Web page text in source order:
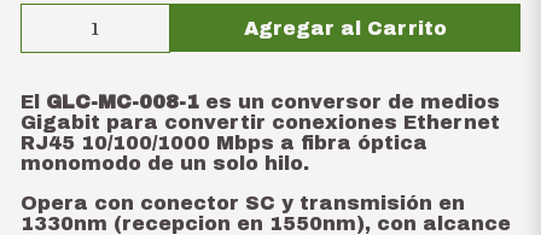
Agregar al Carrito
El GLC-MC-008-1es un conversor de medios
Gigabit para convertir conexiones Ethernet
RJ45 10/100/1000 Mbps a fibra óptica
monomodo de un solo hilo.
Opera con conector SC y transmisión en
1330nm (recepcion en 1550nm), con alcance